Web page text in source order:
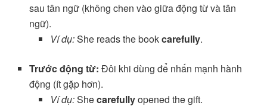
sau tân ngữ (không chen vào giữa động từ và tân
ngữ).
Ví dụ:She reads the bookcarefully.
Trước động từ: Đôi khi dùng để nhấn mạnh hành
động (ít gặp hơn).
Ví dụ:Shecarefullyopened the gift.